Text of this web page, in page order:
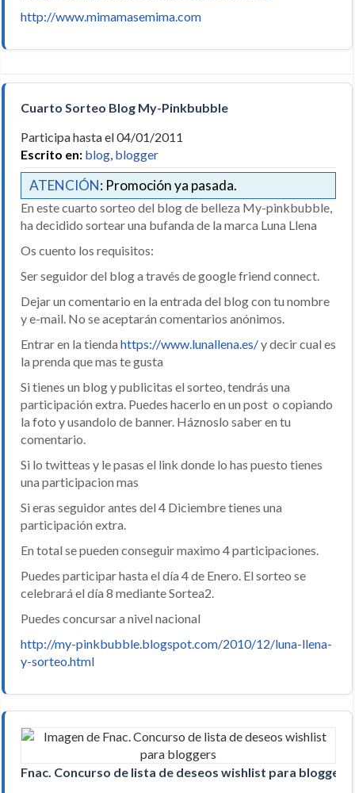
http://www.mimamasemima.com
Cuarto Sorteo Blog My-Pinkbubble
Participa hasta el 04/01/2011
Escrito en: blog, blogger
ATENCIÓN: Promoción ya pasada.
En este cuarto sorteo del blog de belleza My-pinkbubble,
ha decidido sortear una bufanda de la marca Luna Llena
Os cuento los requisitos:
Ser seguidor del blog a través de google friend connect.
Dejar un comentario en la entrada del blog con tu nombre
y e-mail. No se aceptarán comentarios anónimos.
Entrar en la tienda https://www.lunallena.es/y decir cual es
la prenda que mas te gusta
Si tienes un blog y publicitas el sorteo, tendrás una
participación extra. Puedes hacerlo en un post o copiando
la foto y usandolo de banner. Háznoslo saber en tu
comentario.
Si lo twitteas y le pasas el link donde lo has puesto tienes
una participacion mas
Si eras seguidor antes del 4 Diciembre tienes una
participación extra.
En total se pueden conseguir maximo 4 participaciones.
Puedes participar hasta el día 4 de Enero. El sorteo se
celebrará el día 8 mediante Sortea2.
Puedes concursar a nivel nacional
http://my-pinkbubble.blogspot.com/2010/12/luna-llena-
y-sorteo.html
Fnac. Concurso de lista de deseos wishlist para bloggers